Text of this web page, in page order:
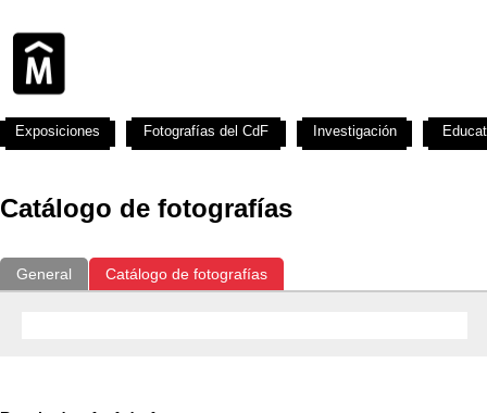
Catálogo de fotografías
General Catálogo de fotografías
Exposiciones Fotografías del CdF Investigación